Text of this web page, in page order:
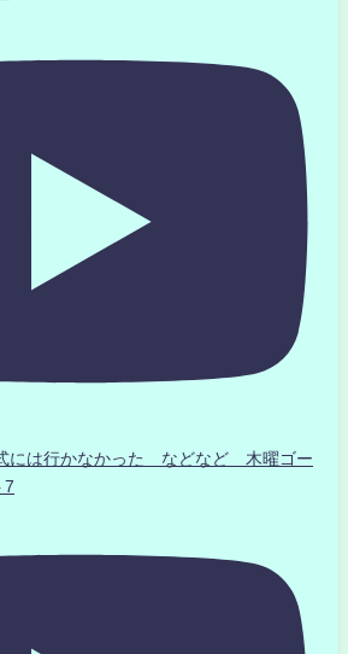
には行かなかった などなど 木曜ゴー
7